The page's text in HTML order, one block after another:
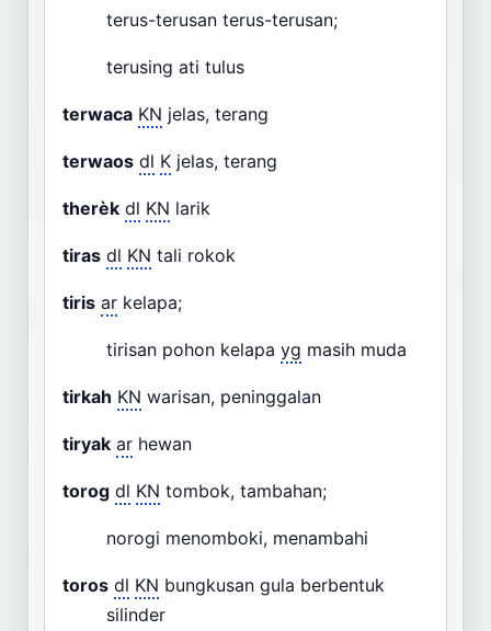
terus-terusan terus-terusan;
terusing ati tulus
terwaca KN jelas, terang
terwaos dl K jelas, terang
therèk dl KN larik
tiras dl KN tali rokok
tiris ar kelapa;
tirisan pohon kelapa yg masih muda
tirkah KN warisan, peninggalan
tiryak ar hewan
torog dl KN tombok, tambahan;
norogi menomboki, menambahi
toros dl KN bungkusan gula berbentuk
silinder